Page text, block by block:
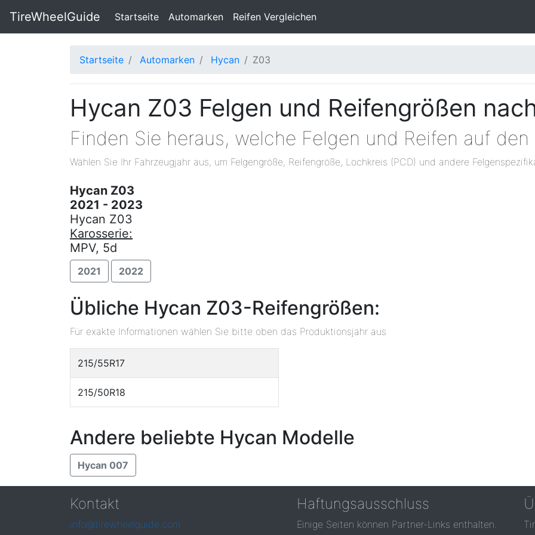
TireWheelGuide Startseite(current)
Automarken Reifen Vergleichen
Startseite Automarken Hycan Z03
Hycan Z03 Felgen und Reifengrößen
Finden Sie heraus, welche Felgen und Reifen auf
Wählen Sie Ihr Fahrzeugjahr aus, um Felgengröße, Reifengröße, Lochkreis (PCD) und andere
Hycan Z03
2021 - 2023
Hycan Z03
Karosserie:
MPV, 5d
2021 2022
Übliche Hycan Z03-Reifengrößen:
Für exakte Informationen wählen Sie bitte oben das Produktionsjahr aus
215/55R17
215/50R18
Andere beliebte Hycan Modelle
Hycan 007
Kontakt
info@tirewheelguide.com
Haftungsausschluss
Einige Seiten können Partner-Links enthalten.